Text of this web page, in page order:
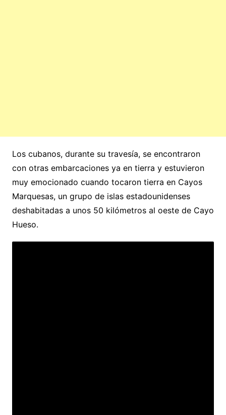
Los cubanos, durante su travesía, se encontraron
con otras embarcaciones ya en tierra y estuvieron
muy emocionado cuando tocaron tierra en Cayos
Marquesas,​ un grupo de islas estadounidenses
deshabitadas a unos 50 kilómetros al oeste de Cayo
Hueso.